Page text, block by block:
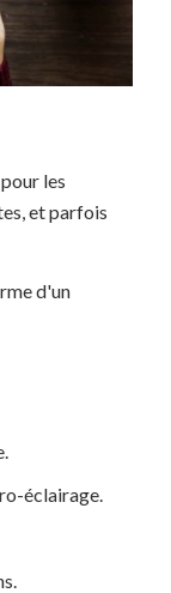
les
et parfois
d'un
éclairage.